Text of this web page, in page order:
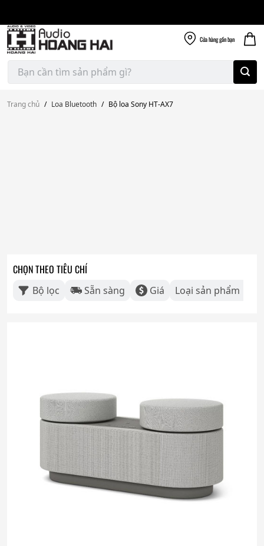
content
Cửa hànggần bạn
Tìm
kiếm:
Trang chủ / Loa Bluetooth / Bộ loa Sony HT-AX7
CHỌN THEO TIÊU CHÍ
Bộ lọc Sẵn sàng Giá Loại sản phẩm